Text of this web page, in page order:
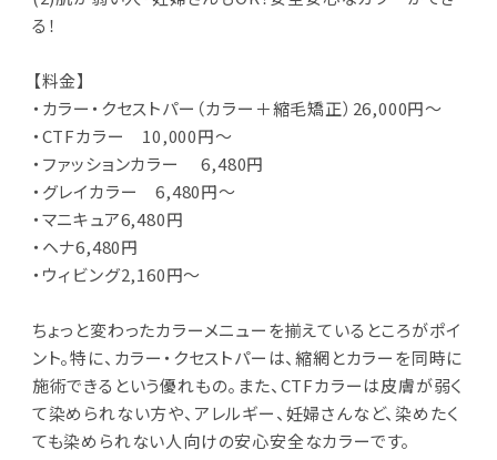
る！
【料金】
・カラー・クセストパー（カラー＋縮毛矯正）26,000円～
・CTFカラー 10,000円～
・ファッションカラー 6,480円
・グレイカラー 6,480円〜
・マニキュア6,480円
・ヘナ6,480円
・ウィビング2,160円〜
ちょっと変わったカラーメニューを揃えているところがポイ
ント。特に、カラー・クセストパーは、縮網とカラーを同時に
施術できるという優れもの。また、CTFカラーは皮膚が弱く
て染められない方や、アレルギー、妊婦さんなど、染めたく
ても染められない人向けの安心安全なカラーです。